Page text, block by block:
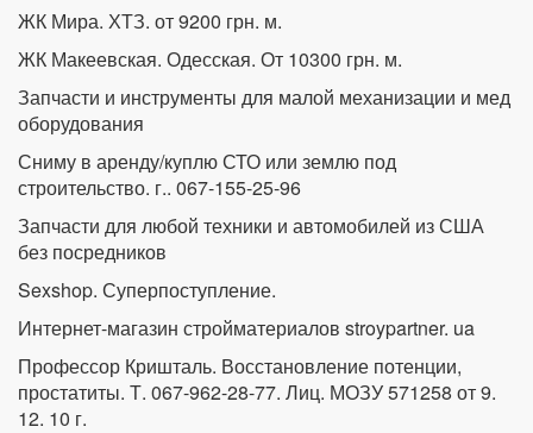
ЖК Мира. ХТЗ. от 9200 грн. м.
ЖК Макеевская. Одесская. От 10300 грн. м.
Запчасти и инструменты для малой механизации и мед
оборудования
Сниму в аренду/куплю СТО или землю под
строительство. г.. 067-155-25-96
Запчасти для любой техники и автомобилей из США
без посредников
Sexshop. Суперпоступление.
Интернет-магазин стройматериалов stroypartner. ua
Профессор Кришталь. Восстановление потенции,
простатиты. Т. 067-962-28-77. Лиц. МОЗУ 571258 от 9.
12. 10 г.